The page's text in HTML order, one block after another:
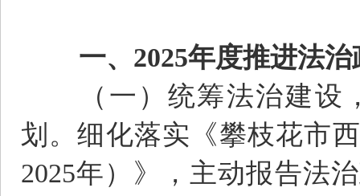
一、2025年度推进法
（一）统筹法治建设，
划。细化落实《攀枝花市
2025年）》，主动报告法